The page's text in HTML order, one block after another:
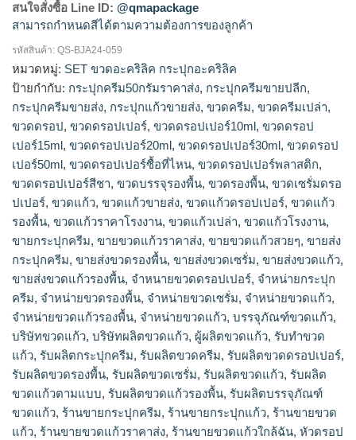
สนใจสั่งซื้อ Line ID: @qmapackage
สามารถกำหนดสีได้ตามความต้องการของลูกค้า
ตลับคุชชั่น, ตลับคุชชั่นเปล่า, บรรจุภัณฑ์ตลับคุชชั่น, บรรจุภัณฑ์
เครื่องสำอาง, เครื่องสำอางค์, แพ็คเกจตลับคุชชั่น, แพ็คเกจเครื่อง
สำอางค์, โรงงานผลิตเครื่องสำอาง, โรงงานแพ็คเกจเครื่องสำอาง
รหัสสินค้า: QS-BJA24-059
หมวดหมู่: SET ขวดอะคริลิค กระปุกอะคริลิค
ป้ายกำกับ: กระปุกครีม50กรัมราคาส่ง, กระปุกครีมขายปลีก,
กระปุกครีมขายส่ง, กระปุกแก้วขายส่ง, ขวดครีม, ขวดครีมเปล่า,
ขวดดรอป, ขวดดรอปเปอร์, ขวดดรอปเปอร์10ml, ขวดดรอป
เปอร์15ml, ขวดดรอปเปอร์20ml, ขวดดรอปเปอร์30ml, ขวดดรอป
เปอร์50ml, ขวดดรอปเปอร์ซื้อที่ไหน, ขวดดรอปเปอร์พลาสติก,
ขวดดรอปเปอร์สีชา, ขวดบรรจุรองพื้น, ขวดรองพื้น, ขวดเซรั่มดรอ
ปเปอร์, ขวดแก้ว, ขวดแก้วขายส่ง, ขวดแก้วดรอปเปอร์, ขวดแก้ว
รองพื้น, ขวดแก้วราคาโรงงาน, ขวดแก้วเปล่า, ขวดแก้วโรงงาน,
ขายกระปุกครีม, ขายขวดแก้วราคาส่ง, ขายขวดแก้วสวยๆ, ขายส่ง
กระปุกครีม, ขายส่งขวดรองพื้น, ขายส่งขวดเซรั่ม, ขายส่งขวดแก้ว,
ขายส่งขวดแก้วรองพื้น, จำหนายขวดดรอปเปอร์, จำหน่ายกระปุก
ครีม, จำหน่ายขวดรองพื้น, จำหน่ายขวดเซรั่ม, จำหน่ายขวดแก้ว,
จำหน่ายขวดแก้วรองพื้น, จําหน่ายขวดแก้ว, บรรจุภัณฑ์ขวดแก้ว,
บริษัทขวดแก้ว, บริษัทผลิตขวดแก้ว, ผู้ผลิตขวดแก้ว, รับทำขวด
แก้ว, รับผลิตกระปุกครีม, รับผลิตขวดครีม, รับผลิตขวดดรอปเปอร์,
รับผลิตขวดรองพื้น, รับผลิตขวดเซรั่ม, รับผลิตขวดแก้ว, รับผลิต
ขวดแก้วตามแบบ, รับผลิตขวดแก้วรองพื้น, รับผลิตบรรจุภัณฑ์
ขวดแก้ว, ร้านขายกระปุกครีม, ร้านขายกระปุกแก้ว, ร้านขายขวด
แก้ว, ร้านขายขวดแก้วราคาส่ง, ร้านขายขวดแก้วใกล้ฉัน, หัวดรอป